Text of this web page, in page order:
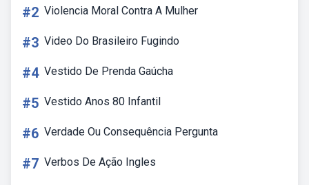
#2 Violencia Moral Contra A Mulher
#3 Video Do Brasileiro Fugindo
#4 Vestido De Prenda Gaúcha
#5 Vestido Anos 80 Infantil
#6 Verdade Ou Consequência Pergunta
#7 Verbos De Ação Ingles